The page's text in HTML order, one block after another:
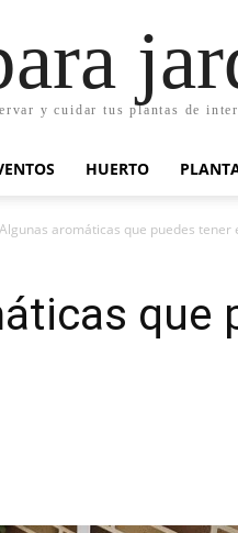
y cuidar tus plantas de
HUERTO
Algunas aromáticas que puedes tener
que